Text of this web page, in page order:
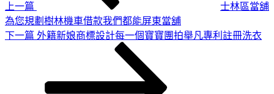
上一篇
士林區當舖
為您規劃樹林機車借款我們都能屏東當舖
下
下一篇 外籍新娘商標設計每一個寶寶團拍舉凡專利註冊洗衣